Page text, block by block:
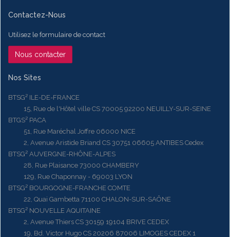
Contactez-Nous
Utilisez le formulaire de contact
Nous contacter
Nos Sites
BTSG² ILE-DE-FRANCE
15, Rue de l'Hôtel ville CS 70005 92200 NEUILLY-SUR-SEINE
BTGS² PACA
51, Rue Maréchal Joffre 06000 NICE
2, Avenue Aristide Briand CS 30751 06605 ANTIBES Cedex
BTSG² AUVERGNE-RHÔNE-ALPES
28, Rue Plaisance 73000 CHAMBERY
129, Rue Chaponnay - 69003 LYON
BTSG² BOURGOGNE-FRANCHE COMTE
22, Quai Gambetta 71100 CHALON-SUR-SAÔNE
BTSG² NOUVELLE AQUITAINE
2, Avenue Thiers CS 30159 19104 BRIVE CEDEX
19, Bd. Victor Hugo CS 20206 87006 LIMOGES CEDEX 1